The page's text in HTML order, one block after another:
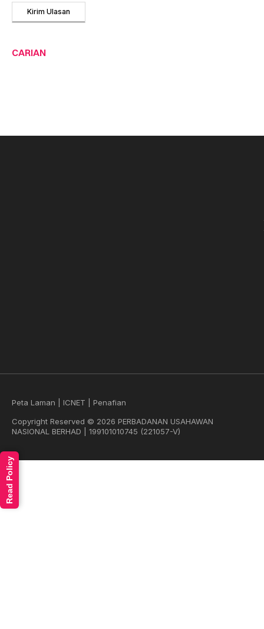
CARIAN
Peta Laman ICNET
Penafian
Copyright Reserved © 2026 PERBADANAN USAHAWAN
NASIONAL BERHAD | 199101010745 (221057-V)
Read Policy